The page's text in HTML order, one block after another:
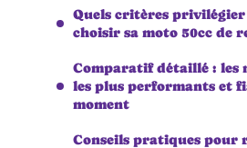
Quels critères
choisir sa moto 50cc de
Comparatif détaillé : les
les plus performants et
moment
Conseils pratiques pour